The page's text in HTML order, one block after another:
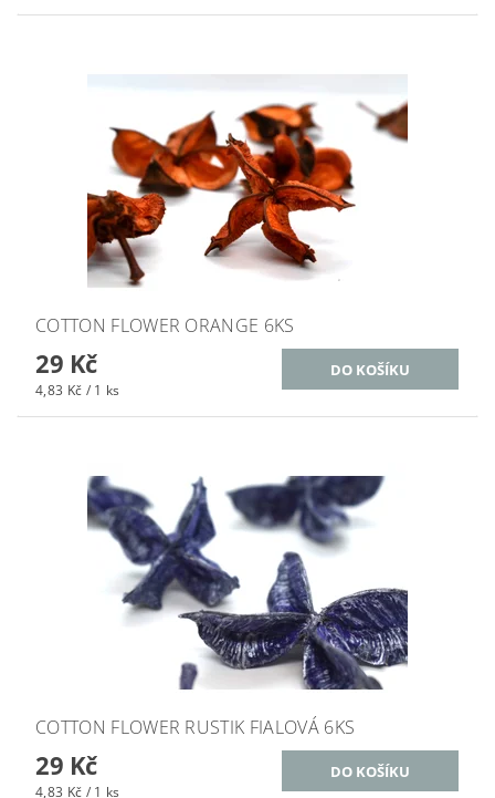
COTTON FLOWER ORANGE 6KS
29 Kč
4,83 Kč / 1 ks
COTTON FLOWER RUSTIK FIALOVÁ 6KS
29 Kč
4,83 Kč / 1 ks